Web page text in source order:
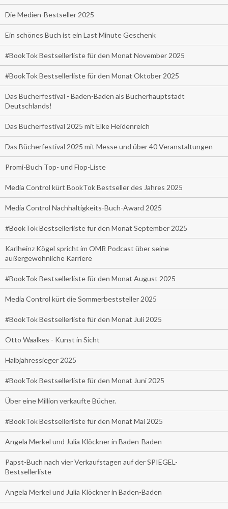
Die Medien-Bestseller 2025
Ein schönes Buch ist ein Last Minute Geschenk
#BookTok Bestsellerliste für den Monat November 2025
#BookTok Bestsellerliste für den Monat Oktober 2025
Das Bücherfestival - Baden-Baden als Bücherhauptstadt
Deutschlands!
Das Bücherfestival 2025 mit Elke Heidenreich
Das Bücherfestival 2025 mit Messe und über 40 Veranstaltungen
Promi-Buch Top- und Flop-Liste
Media Control kürt BookTok Bestseller des Jahres 2025
Media Control Nachhaltigkeits-Buch-Award 2025
#BookTok Bestsellerliste für den Monat September 2025
Karlheinz Kögel spricht im OMR Podcast über seine
außergewöhnliche Karriere
#BookTok Bestsellerliste für den Monat August 2025
Media Control kürt die Sommerbeststeller 2025
#BookTok Bestsellerliste für den Monat Juli 2025
Otto Waalkes - Kunst in Sicht
Halbjahressieger 2025
#BookTok Bestsellerliste für den Monat Juni 2025
Über eine Million verkaufte Bücher.
#BookTok Bestsellerliste für den Monat Mai 2025
Angela Merkel und Julia Klöckner in Baden-Baden
Papst-Buch nach vier Verkaufstagen auf der SPIEGEL-
Bestsellerliste
Angela Merkel und Julia Klöckner in Baden-Baden